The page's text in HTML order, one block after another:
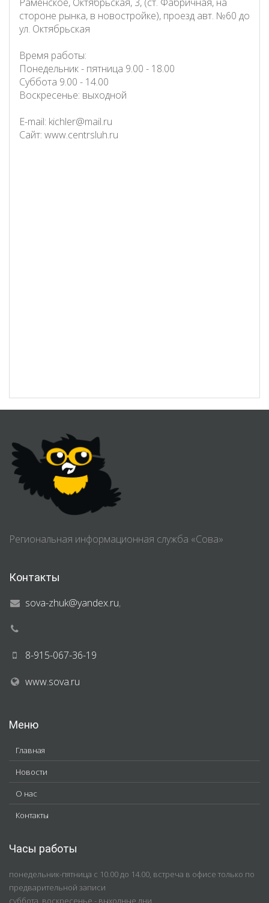
стороне рынка, в новостройке), проезд авт. №60 до
ул. Октябрьская
Время работы:
Понедельник - пятница 9.00 - 18.00
Суббота 9.00 - 14.00
Воскресенье: выходной
E-mail: kichler@mail.ru
Cайт: www.centrsluh.ru
Региональная информационная служба «Сова»
Контакты
sova-zhuk@yandex.ru,
8-915-067-36-19
www.sova.ru
Меню
Главная
Новости
О нас
Контакты
Часы работы
понедельник-пятница с 10.00 до 14.00, встреча в офисе только по
предварительной записи
суббота, воскресенье - выходные дни